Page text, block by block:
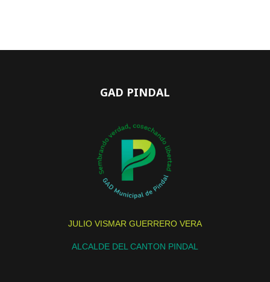
GAD PINDAL
JULIO VISMAR GUERRERO VERA
ALCALDE DEL CANTON PINDAL